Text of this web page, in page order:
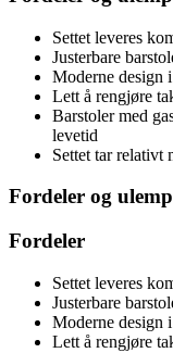
Settet leveres
Justerbare
Moderne design
Lett å rengjøre
Barstoler med
levetid
Settet tar relativt
Fordeler og
Fordeler
Settet leveres
Justerbare
Moderne design
Lett å rengjøre